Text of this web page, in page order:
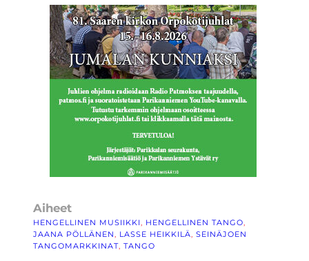
Aiheet
HENGELLINEN MUSIIKKI, HENGELLINEN TANGO
JAANA PÖLLÄNEN, LASSE HEIKKILÄ, SEINÄJOEN
TANGOMARKKINAT, TANGO